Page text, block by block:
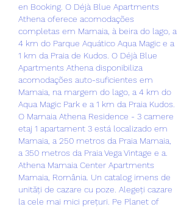
en Booking. O Déjà Blue Apartments
Athena oferece acomodações
completas em Mamaia, à beira do lago, a
4 km do Parque Aquático Aqua Magic e a
1 km da Praia de Kudos. O Déjà Blue
Apartments Athena disponibiliza
acomodações auto-suficientes em
Mamaia, na margem do lago, a 4 km do
Aqua Magic Park e a 1 km da Praia Kudos.
O Mamaia Athena Residence - 3 camere
etaj 1 apartament 3 está localizado em
Mamaia, a 250 metros da Praia Mamaia,
a 350 metros da Praia Vega Vintage e a.
Athena Mamaia Center Apartments
Mamaia, România. Un catalog imens de
unități de cazare cu poze. Alegeți cazare
la cele mai mici prețuri. Pe Planet of